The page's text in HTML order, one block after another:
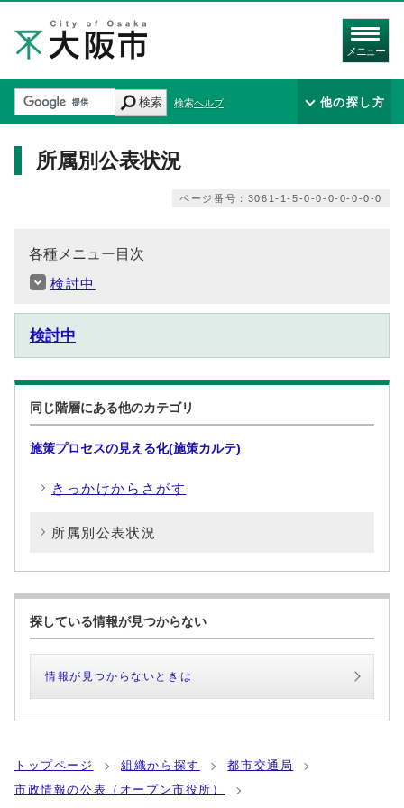
メニュー
検索 検索ヘルプ 他の探し方
所属別公表状況
ページ番号：3061-1-5-0-0-0-0-0-0-0
各種メニュー目次
検討中
検討中
同じ階層にある他のカテゴリ
施策プロセスの見える化(施策カルテ)
きっかけからさがす
所属別公表状況
探している情報が見つからない
情報が見つからないときは
トップページ 組織から探す
都市交通局
市政情報の公表（オープン市役所）